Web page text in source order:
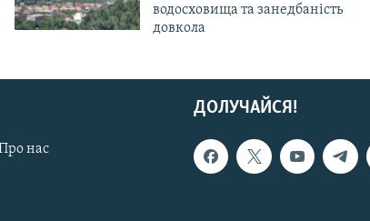
водосховища та занедбаність
довкола
ДОЛУЧАЙСЯ!
нас